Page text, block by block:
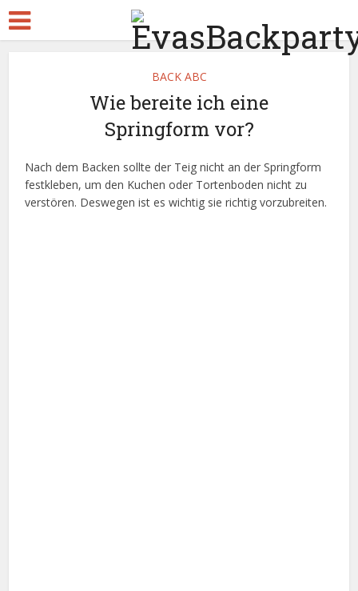
BACK ABC
Wie bereite ich eine
Springform vor?
Nach dem Backen sollte der Teig nicht an der Springform
festkleben, um den Kuchen oder Tortenboden nicht zu
verstören. Deswegen ist es wichtig sie richtig vorzubreiten.